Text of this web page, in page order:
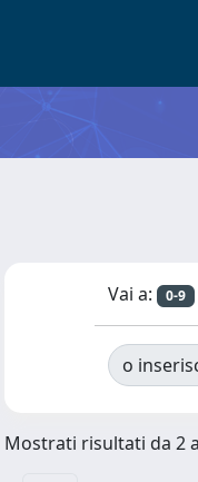
Vai a: 0-9
o
Mostrati risultati da 2